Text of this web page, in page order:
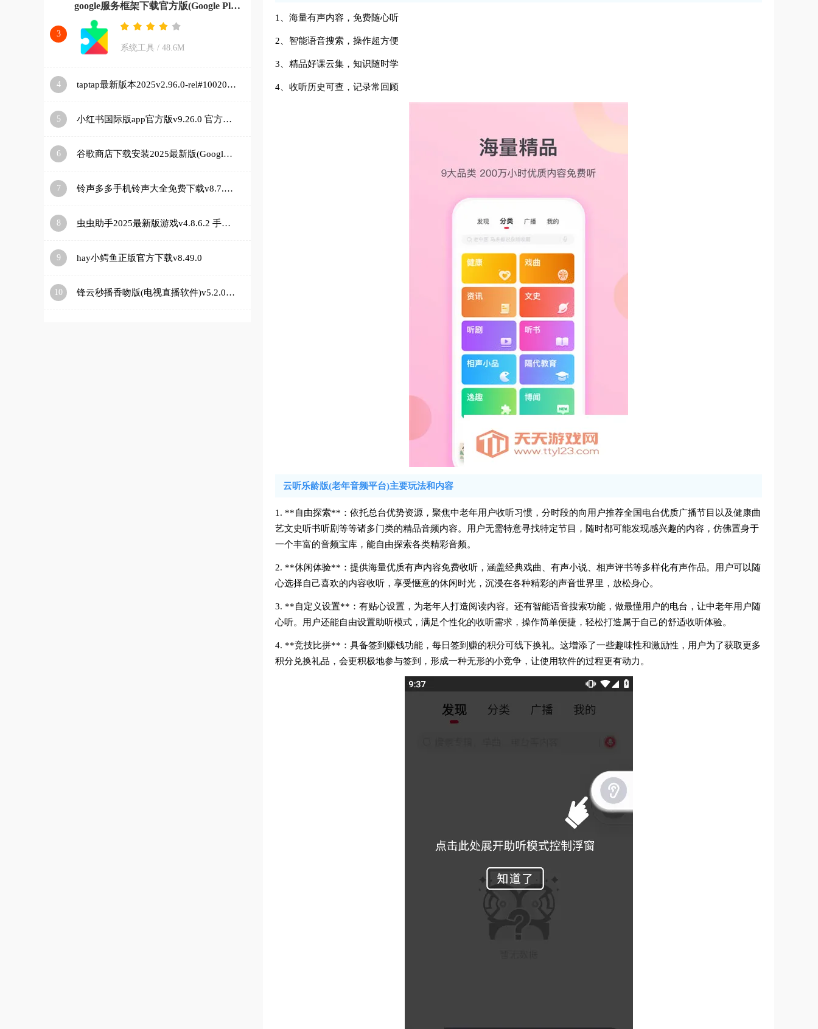
3
google服务框架下载官方版(Google Play 服务)v26.11.33 (080306-887465546) (040400-812940054) 安卓版
系统工具 / 48.6M
4 taptap最新版本2025v2.96.0-rel#100200-mkt#100300-rel#100000-rel#100100-mkt#100100-rel#100200-mkt#100100 手机版
5 小红书国际版app官方版v9.26.0 官方正版
6 谷歌商店下载安装2025最新版(Google Play 商店)v48.9.30-23 [0] [PR] 834517506 安卓版
7 铃声多多手机铃声大全免费下载v8.7.85.0 安卓版
8 虫虫助手2025最新版游戏v4.8.6.2 手机版
9 hay小鳄鱼正版官方下载v8.49.0
10 锋云秒播香吻版(电视直播软件)v5.2.0 安卓版
1、海量有声内容，免费随心听
2、智能语音搜索，操作超方便
3、精品好课云集，知识随时学
4、收听历史可查，记录常回顾
云听乐龄版(老年音频平台)主要玩法和内容
1. **自由探索**：依托总台优势资源，聚焦中老年用户收听习惯，分时段的向用户推荐全国电台优质广播节目以及健康曲
艺文史听书听剧等等诸多门类的精品音频内容。用户无需特意寻找特定节目，随时都可能发现感兴趣的内容，仿佛置身于
一个丰富的音频宝库，能自由探索各类精彩音频。
2. **休闲体验**：提供海量优质有声内容免费收听，涵盖经典戏曲、有声小说、相声评书等多样化有声作品。用户可以随
心选择自己喜欢的内容收听，享受惬意的休闲时光，沉浸在各种精彩的声音世界里，放松身心。
3. **自定义设置**：有贴心设置，为老年人打造阅读内容。还有智能语音搜索功能，做最懂用户的电台，让中老年用户随
心听。用户还能自由设置助听模式，满足个性化的收听需求，操作简单便捷，轻松打造属于自己的舒适收听体验。
4. **竞技比拼**：具备签到赚钱功能，每日签到赚的积分可线下换礼。这增添了一些趣味性和激励性，用户为了获取更多
积分兑换礼品，会更积极地参与签到，形成一种无形的小竞争，让使用软件的过程更有动力。